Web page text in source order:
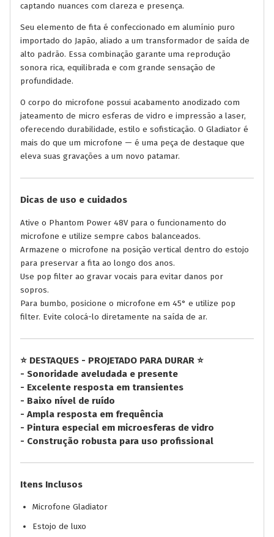
captando nuances com clareza e presença.
Seu elemento de fita é confeccionado em alumínio puro
importado do Japão, aliado a um transformador de saída de
alto padrão. Essa combinação garante uma reprodução
sonora rica, equilibrada e com grande sensação de
profundidade.
O corpo do microfone possui acabamento anodizado com
jateamento de micro esferas de vidro e impressão a laser,
oferecendo durabilidade, estilo e sofisticação. O Gladiator é
mais do que um microfone — é uma peça de destaque que
eleva suas gravações a um novo patamar.
Dicas de uso e cuidados
Ative o Phantom Power 48V para o funcionamento do
microfone e utilize sempre cabos balanceados.
Armazene o microfone na posição vertical dentro do estojo
para preservar a fita ao longo dos anos.
Use pop filter ao gravar vocais para evitar danos por
sopros.
Para bumbo, posicione o microfone em 45° e utilize pop
filter. Evite colocá-lo diretamente na saída de ar.
⭐ DESTAQUES - PROJETADO PARA DURAR ⭐
- Sonoridade aveludada e presente
- Excelente resposta em transientes
- Baixo nível de ruído
- Ampla resposta em frequência
- Pintura especial em microesferas de vidro
- Construção robusta para uso profissional
Itens Inclusos
Microfone Gladiator
Estojo de luxo